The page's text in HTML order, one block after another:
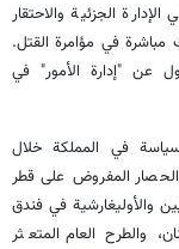
الجزئية والاحتقار
في مؤامرة القتل.
عن "إدارة الأمور" في
في المملكة خلال
المفروض على قطر
والأوليغارشية في فندق
والطرح العام المتعثر